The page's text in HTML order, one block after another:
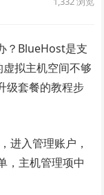
？BlueHost是支
拟主机空间不够
级套餐的教程步
进入管理账户，
，主机管理项中